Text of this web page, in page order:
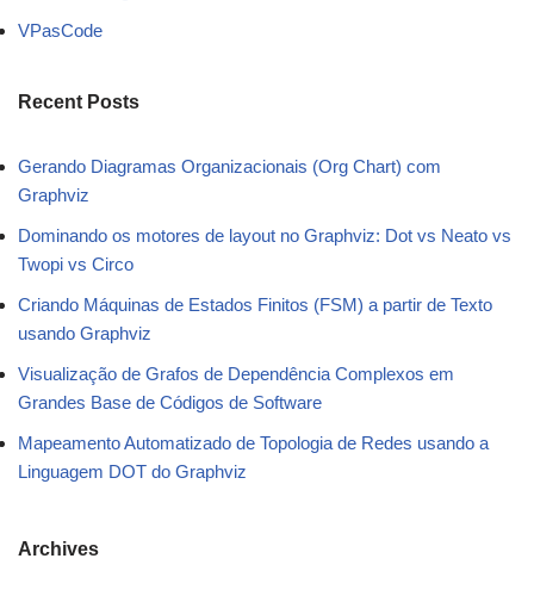
VPasCode
Recent Posts
Gerando Diagramas Organizacionais (Org Chart) com
Graphviz
Dominando os motores de layout no Graphviz: Dot vs Neato vs
Twopi vs Circo
Criando Máquinas de Estados Finitos (FSM) a partir de Texto
usando Graphviz
Visualização de Grafos de Dependência Complexos em
Grandes Base de Códigos de Software
Mapeamento Automatizado de Topologia de Redes usando a
Linguagem DOT do Graphviz
Archives